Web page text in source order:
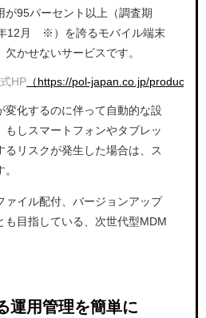
が95パーセント以上（調査期
12月 ※）を誇るモバイル端末
かせないサービスです。
HP （https://pol-japan.co.jp/products/
変化するのに伴って自動的な設
もしスマートフォンやタブレッ
るリスクが発生した場合は、ス
ァイル配付、バージョンアップ
も目指している、次世代型MDM
運用管理を簡単に